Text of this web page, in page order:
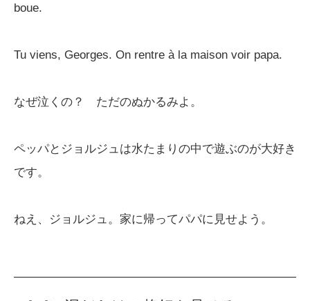
boue.
Tu viens, Georges. On rentre à la maison voir papa.
なぜ泣くの？ ただのぬかるみよ。
ペッパとジョルジュは水たまりの中で遊ぶのが大好き
です。
ねえ、ジョルジュ。家に帰ってパパに見せよう。